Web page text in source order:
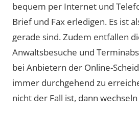
bequem per Internet und
Brief und Fax erledigen. Es ist
gerade sind. Zudem entfallen
Anwaltsbesuche und
bei Anbietern der Online-
immer durchgehend zu
nicht der Fall ist, dann wechseln